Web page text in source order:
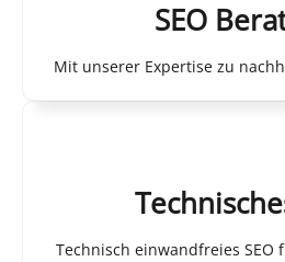
SEO
Mit unserer Expertise zu
Technisch einwandfreies